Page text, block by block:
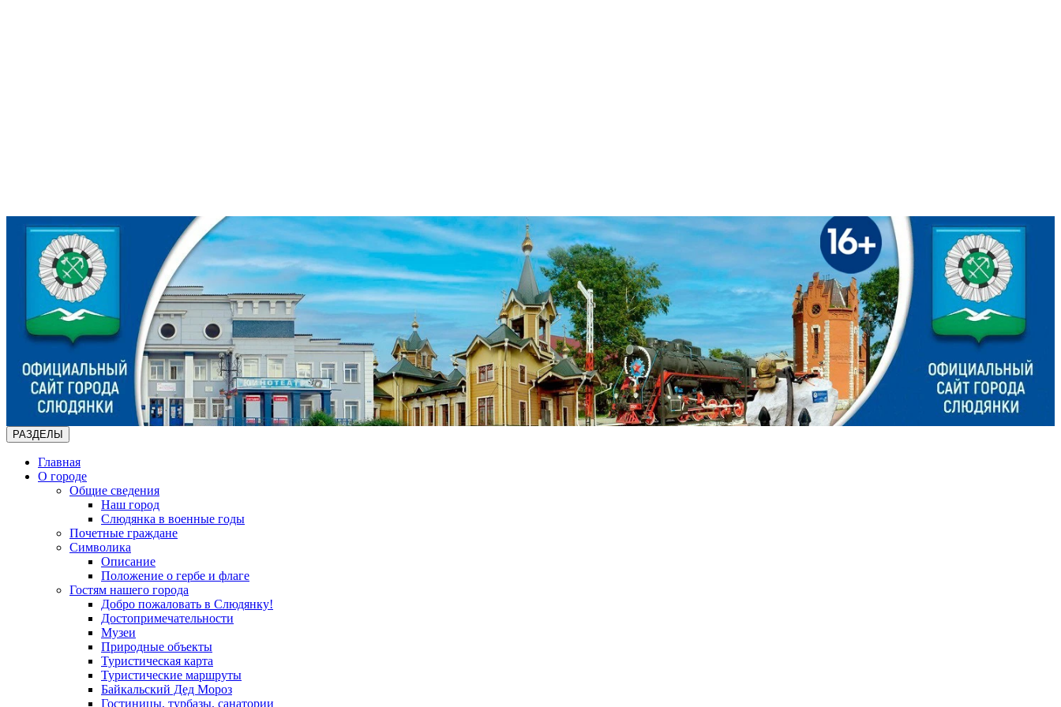
РАЗДЕЛЫ
Главная
О городе
Общие сведения
Наш город
Слюдянка в военные годы
Почетные граждане
Символика
Описание
Положение о гербе и флаге
Гостям нашего города
Добро пожаловать в Слюдянку!
Достопримечательности
Музеи
Природные объекты
Туристическая карта
Туристические маршруты
Байкальский Дед Мороз
Гостиницы, турбазы, санатории